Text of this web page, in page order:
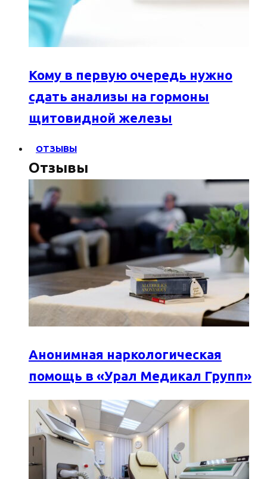
Кому в первую очередь нужно
сдать анализы на гормоны
щитовидной железы
ОТЗЫВЫ
Отзывы
Анонимная наркологическая
помощь в «Урал Медикал Групп»